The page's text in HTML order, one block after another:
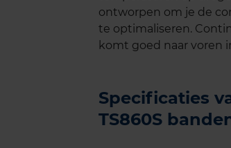
ontworpen om je de
te optimaliseren.
komt goed naar voren
Specificaties
TS860S